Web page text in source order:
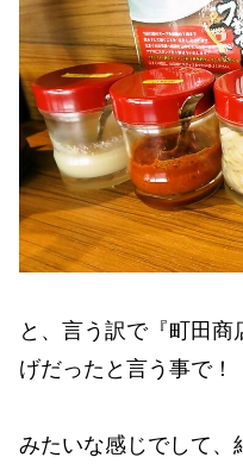
と、言う訳で『町田
げだったと言う事で！
みたいな感じでして、